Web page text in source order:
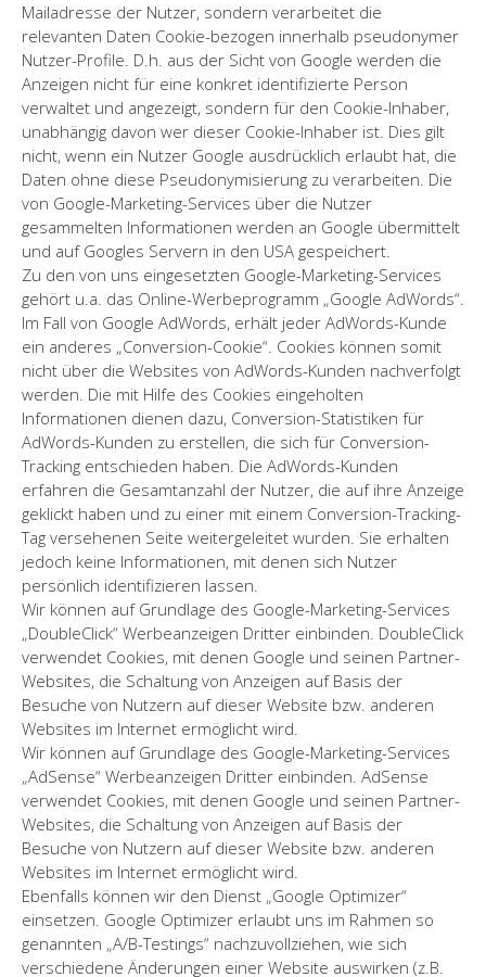
Mailadresse der Nutzer, sondern verarbeitet die
relevanten Daten Cookie-bezogen innerhalb pseudonymer
Nutzer-Profile. D.h. aus der Sicht von Google werden die
Anzeigen nicht für eine konkret identifizierte Person
verwaltet und angezeigt, sondern für den Cookie-Inhaber,
unabhängig davon wer dieser Cookie-Inhaber ist. Dies gilt
nicht, wenn ein Nutzer Google ausdrücklich erlaubt hat, die
Daten ohne diese Pseudonymisierung zu verarbeiten. Die
von Google-Marketing-Services über die Nutzer
gesammelten Informationen werden an Google übermittelt
und auf Googles Servern in den USA gespeichert.
Zu den von uns eingesetzten Google-Marketing-Services
gehört u.a. das Online-Werbeprogramm „Google AdWords“.
Im Fall von Google AdWords, erhält jeder AdWords-Kunde
ein anderes „Conversion-Cookie“. Cookies können somit
nicht über die Websites von AdWords-Kunden nachverfolgt
werden. Die mit Hilfe des Cookies eingeholten
Informationen dienen dazu, Conversion-Statistiken für
AdWords-Kunden zu erstellen, die sich für Conversion-
Tracking entschieden haben. Die AdWords-Kunden
erfahren die Gesamtanzahl der Nutzer, die auf ihre Anzeige
geklickt haben und zu einer mit einem Conversion-Tracking-
Tag versehenen Seite weitergeleitet wurden. Sie erhalten
jedoch keine Informationen, mit denen sich Nutzer
persönlich identifizieren lassen.
Wir können auf Grundlage des Google-Marketing-Services
„DoubleClick“ Werbeanzeigen Dritter einbinden. DoubleClick
verwendet Cookies, mit denen Google und seinen Partner-
Websites, die Schaltung von Anzeigen auf Basis der
Besuche von Nutzern auf dieser Website bzw. anderen
Websites im Internet ermöglicht wird.
Wir können auf Grundlage des Google-Marketing-Services
„AdSense“ Werbeanzeigen Dritter einbinden. AdSense
verwendet Cookies, mit denen Google und seinen Partner-
Websites, die Schaltung von Anzeigen auf Basis der
Besuche von Nutzern auf dieser Website bzw. anderen
Websites im Internet ermöglicht wird.
Ebenfalls können wir den Dienst „Google Optimizer“
einsetzen. Google Optimizer erlaubt uns im Rahmen so
genannten „A/B-Testings“ nachzuvollziehen, wie sich
verschiedene Änderungen einer Website auswirken (z.B.